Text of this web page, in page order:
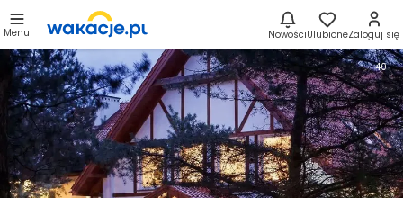
Menu NowościUlubioneZaloguj się
40